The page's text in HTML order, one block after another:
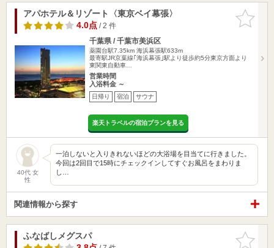
お気に入
りに追加
アパホテル＆リゾート〈東京ベイ幕張〉
4.0点/ 2 件
千葉県 / 千葉市美浜区
薬園台駅7.35km 海浜幕張駅633m
最寄駅JR京葉線｢海浜幕張｣駅より徒歩約5分東京方面より
東関東自動車…
営業時間
入浴料金 ～
日帰り 宿泊 サウナ
楽天トラベルの宿泊プランを見る
40代 女
性
一泊しないと入りきれないほどの大浴場を目当てに行きました。
今回は2回目で15時にチェックインしてすぐお風呂をまわりま
し…
関連情報から探す
お気に入
りに追加
ふなばしメグスパ